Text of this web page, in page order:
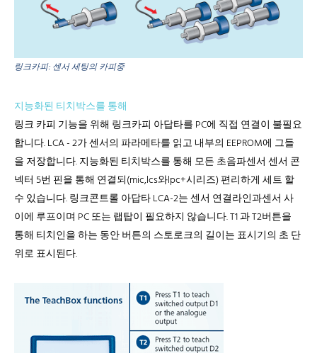
링크카피: 센서 세팅의 카피중
지능화된 티치박스를 통해
링크 카피 기능을 위해 링크카피 아답타를 PC에 직접 연결이 불필요
합니다. LCA - 2가 센서의 파라메타를 읽고 내부의 EEPROM에 그들
을 저장합니다. 지능화된 티치박스를 통해 모든 초음파센서 센서 콘
넥터 5번 핀을 통해 연결되(mic,lcs와lpc+시리즈) 편리하게 세트 할
수 있습니다. 링크콘트롤 아답타 LCA-2는 센서 연결라인과센서 사
이에 루프이며 PC 또는 랩탑이 필요하지 않습니다. T1 과 T2버튼을
통해 티치인을 하는 동안 버튼의 스토로크의 길이는 표시기의 초 단
위로 표시된다.